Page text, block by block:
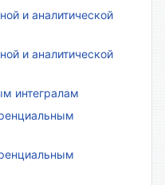
и аналитической
и аналитической
интегралам